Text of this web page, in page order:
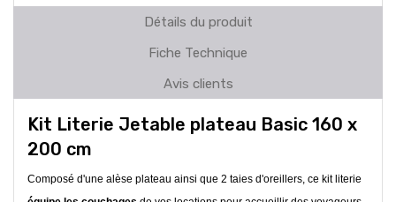
Détails du produit
Fiche Technique
Avis clients
Kit Literie Jetable plateau Basic 160 x
200 cm
Composé d'une alèse plateau ainsi que 2 taies d'oreillers, ce kit literie